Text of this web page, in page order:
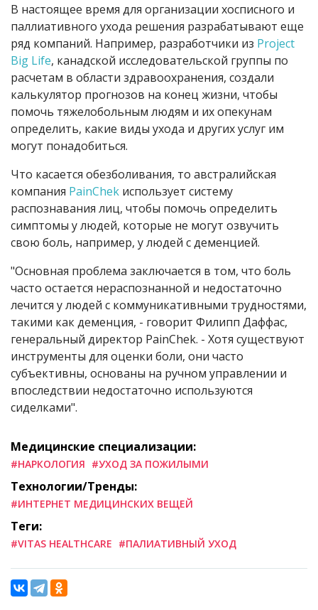
В настоящее время для организации хосписного и
паллиативного ухода решения разрабатывают еще
ряд компаний. Например, разработчики из Project
Big Life, канадской исследовательской группы по
расчетам в области здравоохранения, создали
калькулятор прогнозов на конец жизни, чтобы
помочь тяжелобольным людям и их опекунам
определить, какие виды ухода и других услуг им
могут понадобиться.
Что касается обезболивания, то австралийская
компания PainChek использует систему
распознавания лиц, чтобы помочь определить
симптомы у людей, которые не могут озвучить
свою боль, например, у людей с деменцией.
"Основная проблема заключается в том, что боль
часто остается нераспознанной и недостаточно
лечится у людей с коммуникативными трудностями,
такими как деменция, - говорит Филипп Даффас,
генеральный директор PainChek. - Хотя существуют
инструменты для оценки боли, они часто
субъективны, основаны на ручном управлении и
впоследствии недостаточно используются
сиделками".
Медицинские специализации:
#НАРКОЛОГИЯ #УХОД ЗА ПОЖИЛЫМИ
Технологии/Тренды:
#ИНТЕРНЕТ МЕДИЦИНСКИХ ВЕЩЕЙ
Теги:
#VITAS HEALTHCARE #ПАЛИАТИВНЫЙ УХОД